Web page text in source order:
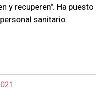
y recuperen". Ha puesto
sanitario.